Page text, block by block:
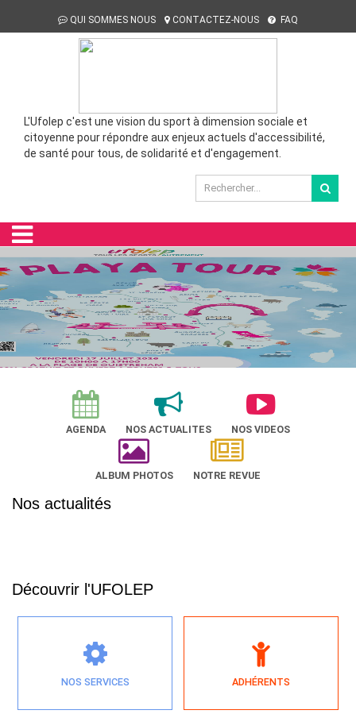
QUI SOMMES NOUS CONTACTEZ-NOUS FAQ
L'Ufolep c'est une vision du sport à dimension sociale et
citoyenne pour répondre aux enjeux actuels d'accessibilité,
de santé pour tous, de solidarité et d'engagement.
UFOSTREET A ARGENTAN
AGENDA NOS ACTUALITES NOS VIDEOS
ALBUM PHOTOS NOTRE REVUE
Nos actualités
Découvrir l'UFOLEP
NOS SERVICES ADHÉRENTS